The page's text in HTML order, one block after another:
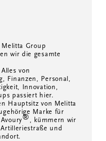
Group
wir die gesamte
von
Finanzen, Personal,
Innovation,
passiert hier.
Hauptsitz von Melitta
Marke für
®, kümmern wir
und